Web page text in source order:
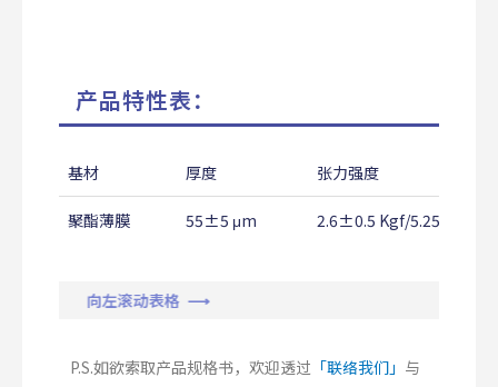
产品特性表：
基材 厚度 张力强度
聚酯薄膜 55±5 μm 2.6±0.5 Kgf/5.25mm
向左滚动表格 ⟶
P.S.如欲索取产品规格书，欢迎透过 「联络我们」 与